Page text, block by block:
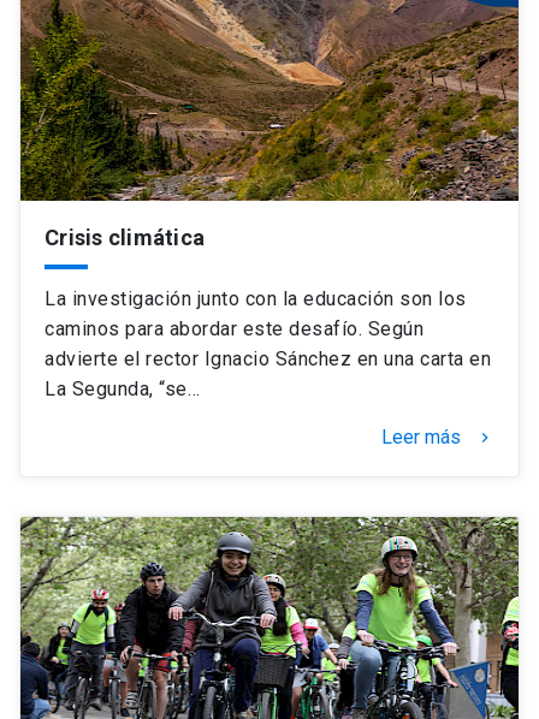
Crisis climática
La investigación junto con la educación son los
caminos para abordar este desafío. Según
advierte el rector Ignacio Sánchez en una carta en
La Segunda, “se…
Leer más keyboard_arrow_right